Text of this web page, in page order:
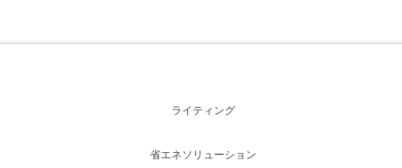
ライティング
省エネソリューション